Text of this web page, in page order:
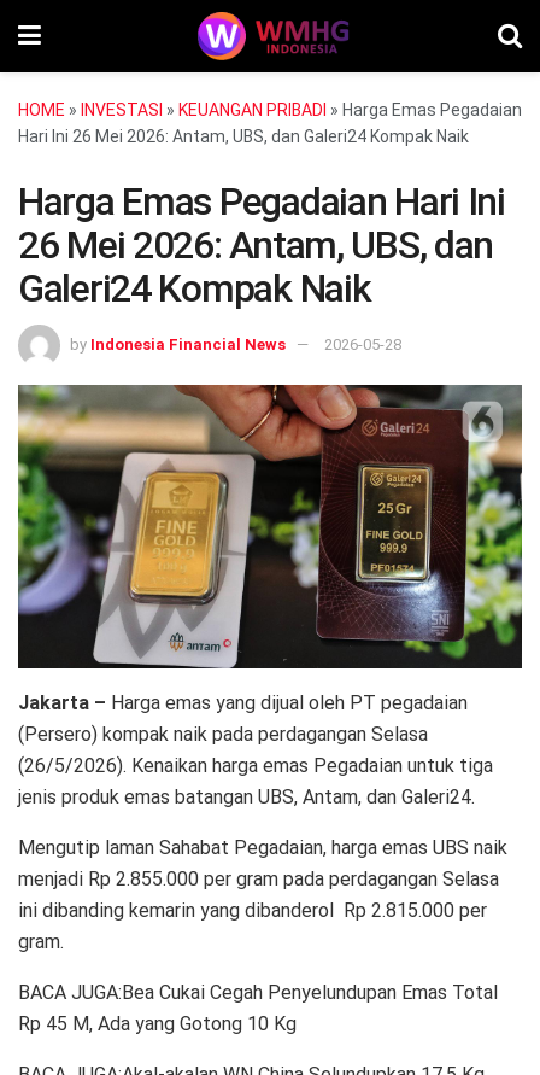
HOME » INVESTASI » KEUANGAN PRIBADI » Harga Emas Pegadaian
Hari Ini 26 Mei 2026: Antam, UBS, dan Galeri24 Kompak Naik
Harga Emas Pegadaian Hari Ini
26 Mei 2026: Antam, UBS, dan
Galeri24 Kompak Naik
by Indonesia Financial News 2026-05-28
Jakarta – Harga emas yang dijual oleh PT pegadaian
(Persero) kompak naik pada perdagangan Selasa
(26/5/2026). Kenaikan harga emas Pegadaian untuk tiga
jenis produk emas batangan UBS, Antam, dan Galeri24.
Mengutip laman Sahabat Pegadaian, harga emas UBS naik
menjadi Rp 2.855.000 per gram pada perdagangan Selasa
ini dibanding kemarin yang dibanderol Rp 2.815.000 per
gram.
BACA JUGA:Bea Cukai Cegah Penyelundupan Emas Total
Rp 45 M, Ada yang Gotong 10 Kg